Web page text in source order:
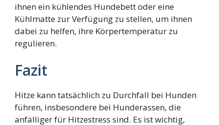
ihnen ein kühlendes Hundebett oder eine
Kühlmatte zur Verfügung zu stellen, um ihnen
dabei zu helfen, ihre Körpertemperatur zu
regulieren.
Fazit
Hitze kann tatsächlich zu Durchfall bei Hunden
führen, insbesondere bei Hunderassen, die
anfälliger für Hitzestress sind. Es ist wichtig,